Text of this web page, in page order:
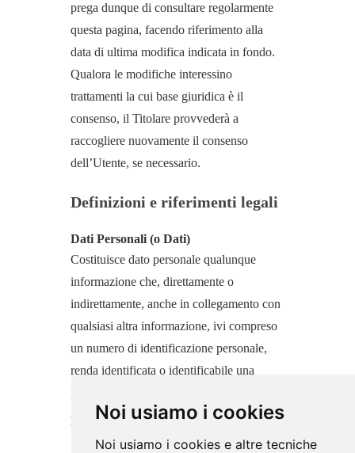
Noi usiamo i cookies
Noi usiamo i cookies e altre tecniche
prega dunque di consultare regolarmente
questa pagina, facendo riferimento alla
data di ultima modifica indicata in fondo.
Qualora le modifiche interessino
trattamenti la cui base giuridica è il
consenso, il Titolare provvederà a
raccogliere nuovamente il consenso
dell’Utente, se necessario.
Definizioni e riferimenti legali
Dati Personali (o Dati)
Costituisce dato personale qualunque
informazione che, direttamente o
indirettamente, anche in collegamento con
qualsiasi altra informazione, ivi compreso
un numero di identificazione personale,
renda identificata o identificabile una
persona fisica.
Dati di Utilizzo
Sono le informazioni raccolte